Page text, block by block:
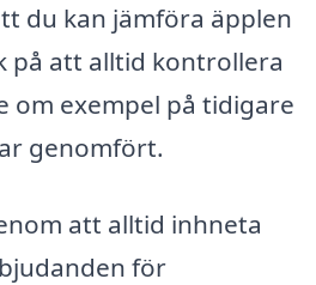
du kan jämföra äpplen
på att alltid kontrollera
om exempel på tidigare
genomfört.
att alltid inhneta
för